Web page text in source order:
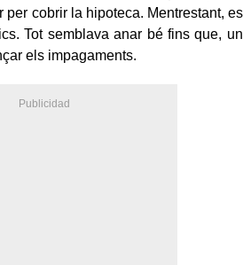
per cobrir la hipoteca. Mentrestant, es
Tot semblava anar bé fins que, un
els impagaments.